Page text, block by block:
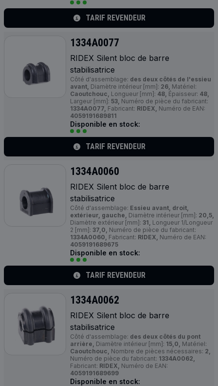
TARIF REVENDEUR
1334A0077
RIDEX Silent bloc de barre
stabilisatrice
Côté d'assemblage: des deux côtés de l'essieu
avant, Diamètre intérieur [mm]: 26, Matériel:
Caoutchouc, Longueur [mm]: 48, Épaisseur: 48,
Largeur [mm]: 53, Numéro de pièce du fabricant:
1334A0077, Fabricant: RIDEX, Numéro de EAN:
4059191689811
Disponible en stock:
TARIF REVENDEUR
1334A0060
RIDEX Silent bloc de barre
stabilisatrice
Côté d'assemblage: Essieu avant, droit,
extérieur, gauche, Diamètre intérieur [mm]: 20,5,
Diamètre extérieur [mm]: 31, Longueur 1/Longueur
2 [mm]: 37,0, Numéro de pièce du fabricant:
1334A0060, Fabricant: RIDEX, Numéro de EAN:
4059191689675
Disponible en stock:
TARIF REVENDEUR
1334A0062
RIDEX Silent bloc de barre
stabilisatrice
Côté d'assemblage: des deux côtés du pont
arrière, Diamètre intérieur [mm]: 15,0, Matériel:
Caoutchouc, Nombre de pièces nécessaires: 2,
Numéro de pièce du fabricant: 1334A0062,
Fabricant: RIDEX, Numéro de EAN:
4059191689699
Disponible en stock: